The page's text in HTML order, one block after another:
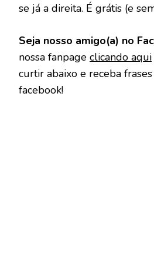
se já a direita. É grátis (e
Seja nosso amigo(a) no
nossa fanpage clicando aqui
curtir abaixo e receba
facebook!